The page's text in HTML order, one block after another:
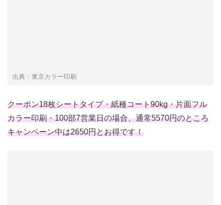
出典：東京カラー印刷
クーポン18枚シートタイプ・紙種コート90kg・片面フル
カラー印刷・100部7営業日の場合、通常5570円のところ
キャンペーン中は2650円とお得です！